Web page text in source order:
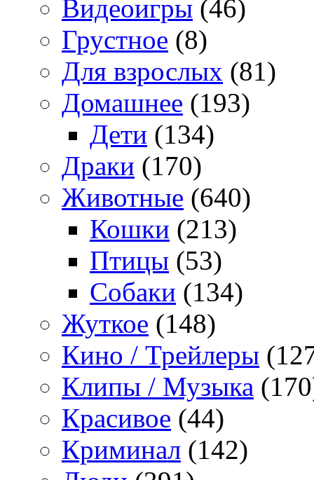
Видеоигры (46)
Грустное (8)
Для взрослых (81)
Домашнее (193)
Дети (134)
Драки (170)
Животные (640)
Кошки (213)
Птицы (53)
Собаки (134)
Жуткое (148)
Кино / Трейлеры
Клипы / Музыка
Красивое (44)
Криминал (142)